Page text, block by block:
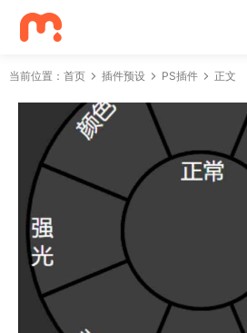
当前位置： 首页 插件预设 PS插件 正文